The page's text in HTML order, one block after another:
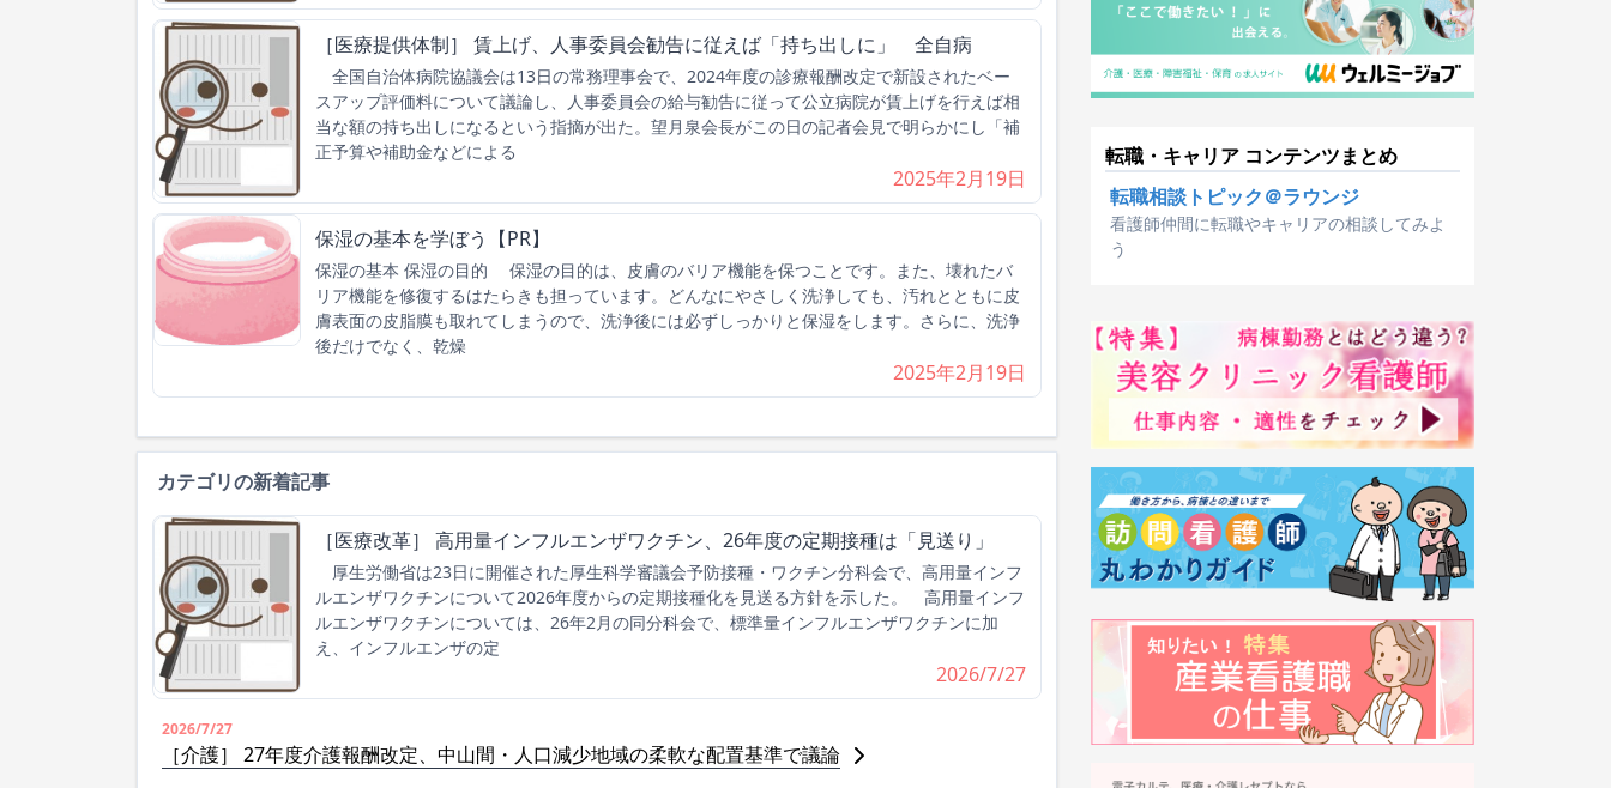
［医療提供体制］ 賃上げ、人事委員会勧告に従えば「持ち出しに」 全自病
全国自治体病院協議会は13日の常務理事会で、2024年度の診療報酬改定で新設されたベー
スアップ評価料について議論し、人事委員会の給与勧告に従って公立病院が賃上げを行えば相
当な額の持ち出しになるという指摘が出た。望月泉会長がこの日の記者会見で明らかにし「補
正予算や補助金などによる
2025年2月19日
保湿の基本を学ぼう【PR】
保湿の基本 保湿の目的 保湿の目的は、皮膚のバリア機能を保つことです。また、壊れたバ
リア機能を修復するはたらきも担っています。どんなにやさしく洗浄しても、汚れとともに皮
膚表面の皮脂膜も取れてしまうので、洗浄後には必ずしっかりと保湿をします。さらに、洗浄
後だけでなく、乾燥
2025年2月19日
カテゴリの新着記事
［医療改革］ 高用量インフルエンザワクチン、26年度の定期接種は「見送り」
厚生労働省は23日に開催された厚生科学審議会予防接種・ワクチン分科会で、高用量インフ
ルエンザワクチンについて2026年度からの定期接種化を見送る方針を示した。 高用量インフ
ルエンザワクチンについては、26年2月の同分科会で、標準量インフルエンザワクチンに加
え、インフルエンザの定
2026/7/27
2026/7/27
［介護］ 27年度介護報酬改定、中山間・人口減少地域の柔軟な配置基準で議論
転職・キャリア コンテンツまとめ
転職相談トピック＠ラウンジ
看護師仲間に転職やキャリアの相談してみよ
う